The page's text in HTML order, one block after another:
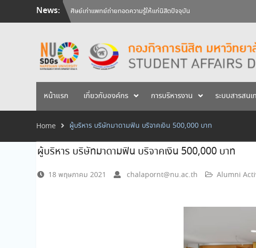
News:
ศิษย์เก่าแพทย์ถ่ายทอดความรู้ให้แก่นิสิตปัจจุบัน
วันคล้ายวันสถาปนามหาวิทยาลัยนเรศวร ครบรอบ 36 ปี 29 กรกฎาคม
หน้าแรก เกี่ยวกับองค์กร การบริหารงาน ระบบสารสนเ
Home ผู้บริหาร บริษัทมาดามฟิน บริจาคเงิน 500,000 บาท
ผู้บริหาร บริษัทมาดามฟิน บริจาคเงิน 500,000 บาท
18 พฤษภาคม 2021 chalapornt@nu.ac.th Alumni